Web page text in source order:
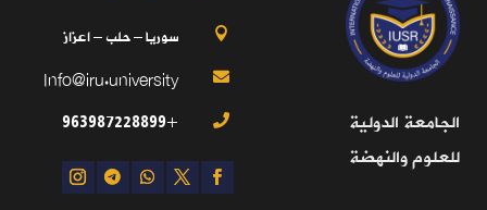
الجامعة الدولية
للعلوم والنهضة
 سوريا – حلب – اعزاز

Info@iru.university

+963987228899